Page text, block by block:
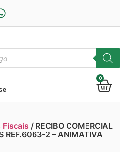
0
Fiscais / RECIBO COMERCIAL
REF.6063-2 – ANIMATIVA